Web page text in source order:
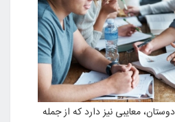
معایبی نیز دارد که از جمله